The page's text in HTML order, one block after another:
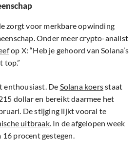
zorgt voor merkbare opwinding
Onder meer crypto-analist
op X: “Heb je gehoord van Solana’s
top.”
enthousiast. De Solana koersstaat
dollar en bereikt daarmee het
De stijging lijkt vooral te
uitbraak. In de afgelopen week
16 procent gestegen.